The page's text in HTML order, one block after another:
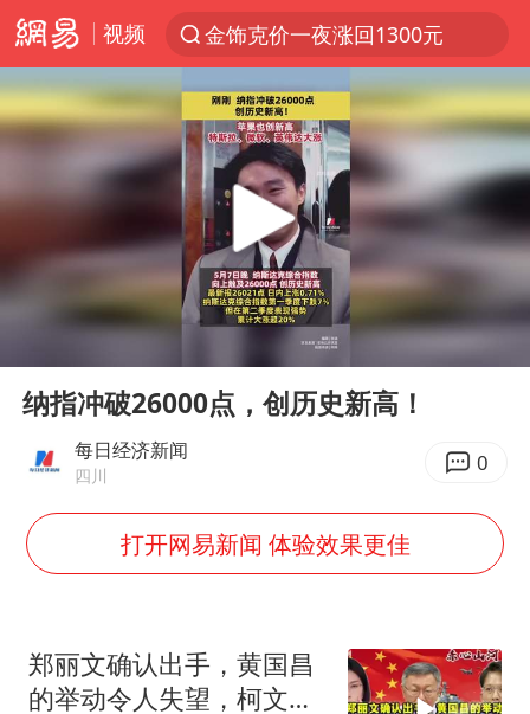
视频
金饰克价一夜涨回1300元
解锁各地夏日限定体验
峰哥 汪海林
西湖突现狂风暴雨 游客瞬间被浇透
富婆带资进组给自己硬加60多场吻戏
河南重大刑事案嫌疑人落网
黄金创今年来最大单周涨幅
牛津大学一纸声明甩不了锅
新疆景区自驾服务费改为按车收费
Play
00:07
纳指冲破26000点，创历史新高！
每日经济新闻
四川 0
打开网易新闻 体验效果更佳
郑丽文确认出手，黄国昌
的举动令人失望，柯文哲